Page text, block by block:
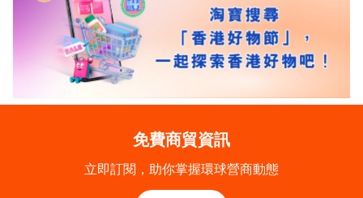
免費商貿資訊
立即訂閱，助你掌握環球營商動態